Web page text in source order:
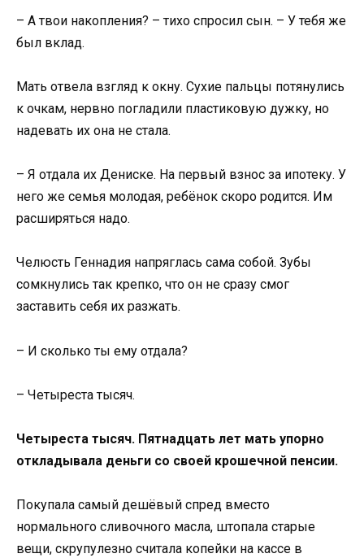
– А твои накопления? – тихо спросил сын. – У тебя же
был вклад.
Мать отвела взгляд к окну. Сухие пальцы потянулись
к очкам, нервно погладили пластиковую дужку, но
надевать их она не стала.
– Я отдала их Дениске. На первый взнос за ипотеку. У
него же семья молодая, ребёнок скоро родится. Им
расширяться надо.
Челюсть Геннадия напряглась сама собой. Зубы
сомкнулись так крепко, что он не сразу смог
заставить себя их разжать.
– И сколько ты ему отдала?
– Четыреста тысяч.
Четыреста тысяч. Пятнадцать лет мать упорно
откладывала деньги со своей крошечной пенсии.
Покупала самый дешёвый спред вместо
нормального сливочного масла, штопала старые
вещи, скрупулезно считала копейки на кассе в